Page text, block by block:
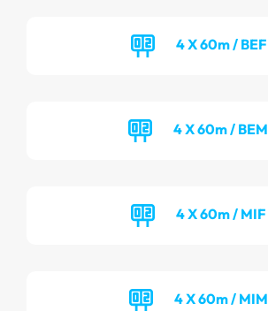
4 X 60m / BEF
4 X 60m / BEM
4 X 60m / MIF
4 X 60m / MIM